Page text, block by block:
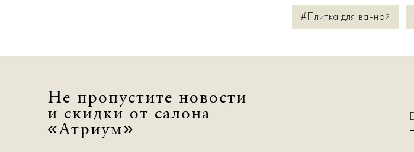
#Плитка для ванной
Не пропустите новости
и скидки от салона
«Атриум»